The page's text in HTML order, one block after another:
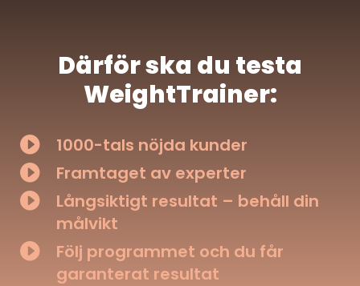
Därför ska du testa
WeightTrainer:
 1000-tals nöjda kunder
 Framtaget av experter

Långsiktigt resultat – behåll din
målvikt

Följ programmet och du får
garanterat resultat